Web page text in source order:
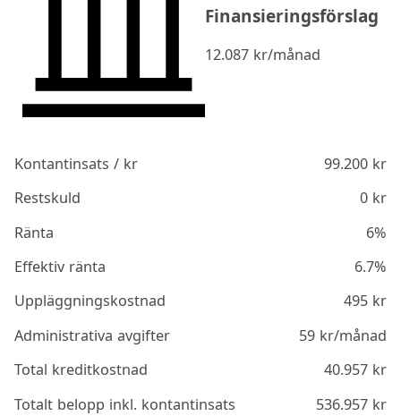
Finansieringsförslag
12.087 kr/månad
Kontantinsats / kr 99.200kr
Restskuld
0kr
Ränta
6%
Effektiv ränta
6.7%
Uppläggningskostnad
495kr
Administrativa avgifter
59kr/månad
Total kreditkostnad
40.957kr
Totalt belopp inkl. kontantinsats
536.957kr